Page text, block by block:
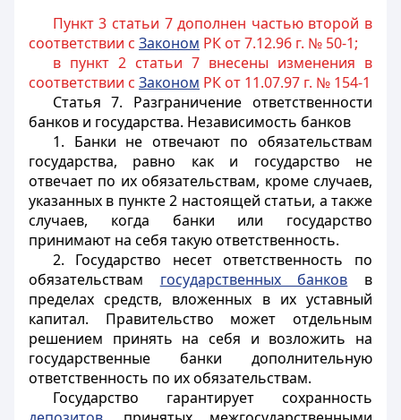
Пункт 3 статьи 7 дополнен частью второй в
соответствии с Законом РК от 7.12.96 г. № 50-1;
в пункт 2 статьи 7 внесены изменения в
соответствии с Законом РК от 11.07.97 г. № 154-1
Статья 7. Разграничение ответственности
банков и государства. Независимость банков
1. Банки не отвечают по обязательствам
государства, равно как и государство не
отвечает по их обязательствам, кроме случаев,
указанных в пункте 2 настоящей статьи, а также
случаев, когда банки или государство
принимают на себя такую ответственность.
2. Государство несет ответственность по
обязательствам государственных банков в
пределах средств, вложенных в их уставный
капитал. Правительство может отдельным
решением принять на себя и возложить на
государственные банки дополнительную
ответственность по их обязательствам.
Государство гарантирует сохранность